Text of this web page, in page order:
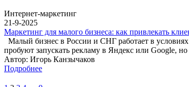
Интернет-маркетинг
21-9-2025
Маркетинг для малого бизнеса: как привлекать
Малый бизнес в России и СНГ работает в
пробуют запускать рекламу в Яндекс или Google,
Автор: Игорь Канзычаков
Подробнее